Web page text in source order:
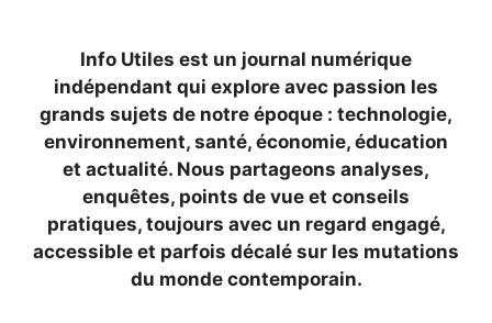
Info Utiles est un journal numérique
indépendant qui explore avec passion les
grands sujets de notre époque : technologie,
environnement, santé, économie, éducation
et actualité. Nous partageons analyses,
enquêtes, points de vue et conseils
pratiques, toujours avec un regard engagé,
accessible et parfois décalé sur les mutations
du monde contemporain.